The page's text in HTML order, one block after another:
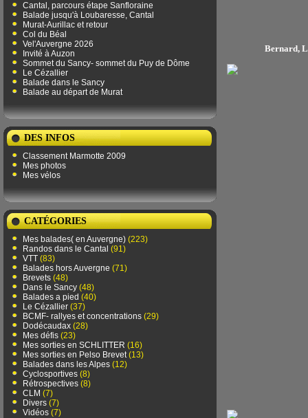
Cantal, parcours étape Sanfloraine
Balade jusqu'à Loubaresse, Cantal
Murat-Aurillac et retour
Col du Béal
Vel'Auvergne 2026
Invité à Auzon
Sommet du Sancy- sommet du Puy de Dôme
Le Cézallier
Balade dans le Sancy
Balade au départ de Murat
DES INFOS
Classement Marmotte 2009
Mes photos
Mes vélos
CATÉGORIES
Mes balades( en Auvergne) (223)
Randos dans le Cantal (91)
VTT (83)
Balades hors Auvergne (71)
Brevets (48)
Dans le Sancy (48)
Balades a pied (40)
Le Cézallier (37)
BCMF- rallyes et concentrations (29)
Dodécaudax (28)
Mes défis (23)
Mes sorties en SCHLITTER (16)
Mes sorties en Pelso Brevet(13)
Balades dans les Alpes (12)
Cyclosportives (8)
Rétrospectives (8)
CLM (7)
Divers (7)
Vidéos (7)
Bernard,